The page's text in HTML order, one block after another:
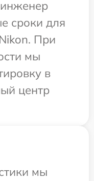
сроки для
При
мы
в
центр
мы